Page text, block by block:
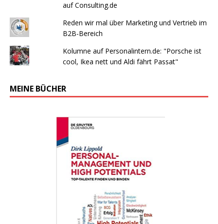
auf Consulting.de
Reden wir mal über Marketing und Vertrieb im
B2B-Bereich
Kolumne auf Personalintern.de: "Porsche ist
cool, Ikea nett und Aldi fährt Passat"
MEINE BÜCHER